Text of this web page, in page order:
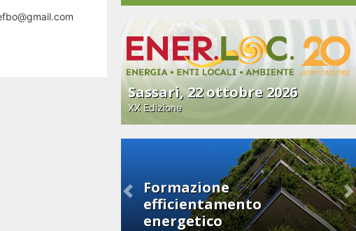
Sassari, 22 ottobre 2026
XX Edizione
Formazione
efficientamento
energetico
Previous